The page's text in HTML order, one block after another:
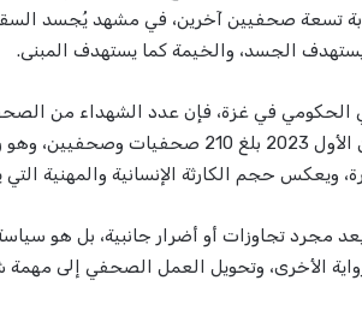
تسعة صحفيين آخرين، في مشهد يُجسد
الجسد، والخيمة كما يستهدف المبنى.
الحكومي في غزة، فإن عدد الشهداء من
غزة في 7 أكتوبر/تشرين الأول 2023 بلغ
ويعكس حجم الكارثة الإنسانية والمهنية
مجرد تجاوزات أو أضرار جانبية، بل هو
الأخرى، وتحويل العمل الصحفي إلى مهمة